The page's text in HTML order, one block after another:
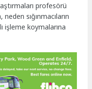
profesörü
sığınmacıların
işleme koymalarına